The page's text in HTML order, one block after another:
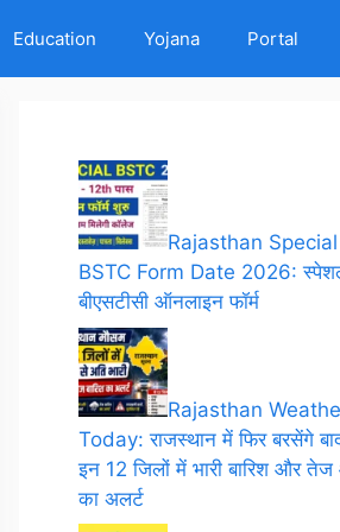
Education Yojana Portal
Rajasthan Special
BSTC Form Date 2026:
बीएसटीसी ऑनलाइन फॉर्म
Rajasthan
Today: राजस्थान में फिर बरसेंगे
इन 12 जिलों में भारी बारिश और
का अलर्ट